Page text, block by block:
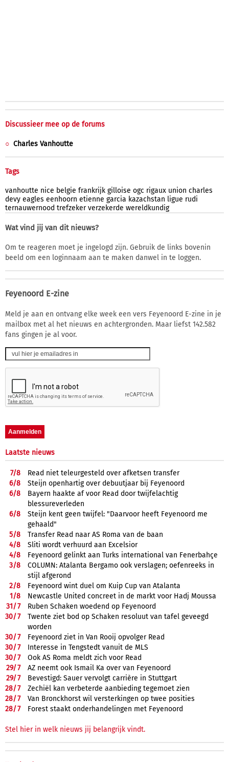
Discussieer mee op de forums
Charles Vanhoutte
Tags
vanhoutte nice belgie frankrijk gilloise ogc rigaux union charles
devy eagles eenhoorn etienne garcia kazachstan ligue rudi
ternauwernood trefzeker verzekerde wereldkundig
Wat vind jij van dit nieuws?
Om te reageren moet je ingelogd zijn. Gebruik de links bovenin
beeld om een loginnaam aan te maken danwel in te loggen.
Feyenoord E-zine
Meld je aan en ontvang elke week een vers Feyenoord E-zine in je
mailbox met al het nieuws en achtergronden. Maar liefst 142.582
fans gingen je al voor.
Laatste nieuws
7/8
Read niet teleurgesteld over afketsen transfer
6/8
Steijn openhartig over debuutjaar bij Feyenoord
6/8
Bayern haakte af voor Read door twijfelachtig
blessureverleden
6/8
Steijn kent geen twijfel: "Daarvoor heeft Feyenoord me
gehaald"
5/8
Transfer Read naar AS Roma van de baan
4/8
Sliti wordt verhuurd aan Excelsior
4/8
Feyenoord gelinkt aan Turks international van Fenerbahçe
3/8
COLUMN: Atalanta Bergamo ook verslagen; oefenreeks in
stijl afgerond
2/8
Feyenoord wint duel om Kuip Cup van Atalanta
1/8
Newcastle United concreet in de markt voor Hadj Moussa
31/7
Ruben Schaken woedend op Feyenoord
30/7
Twente ziet bod op Schaken resoluut van tafel geveegd
worden
30/7
Feyenoord ziet in Van Rooij opvolger Read
30/7
Interesse in Tengstedt vanuit de MLS
30/7
Ook AS Roma meldt zich voor Read
29/7
AZ neemt ook Ismail Ka over van Feyenoord
29/7
Bevestigd: Sauer vervolgt carrière in Stuttgart
28/7
Zechiël kan verbeterde aanbieding tegemoet zien
28/7
Van Bronckhorst wil versterkingen op twee posities
28/7 Forest staakt onderhandelingen met Feyenoord
Stel hier in welk nieuws jij belangrijk vindt.